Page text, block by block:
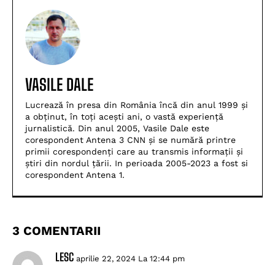
VASILE DALE
Lucrează în presa din România încă din anul 1999 și
a obținut, în toți acești ani, o vastă experiență
jurnalistică. Din anul 2005, Vasile Dale este
corespondent Antena 3 CNN și se numără printre
primii corespondenți care au transmis informații și
știri din nordul țării. In perioada 2005-2023 a fost si
corespondent Antena 1.
3 COMENTARII
LESC aprilie 22, 2024 La 12:44 pm